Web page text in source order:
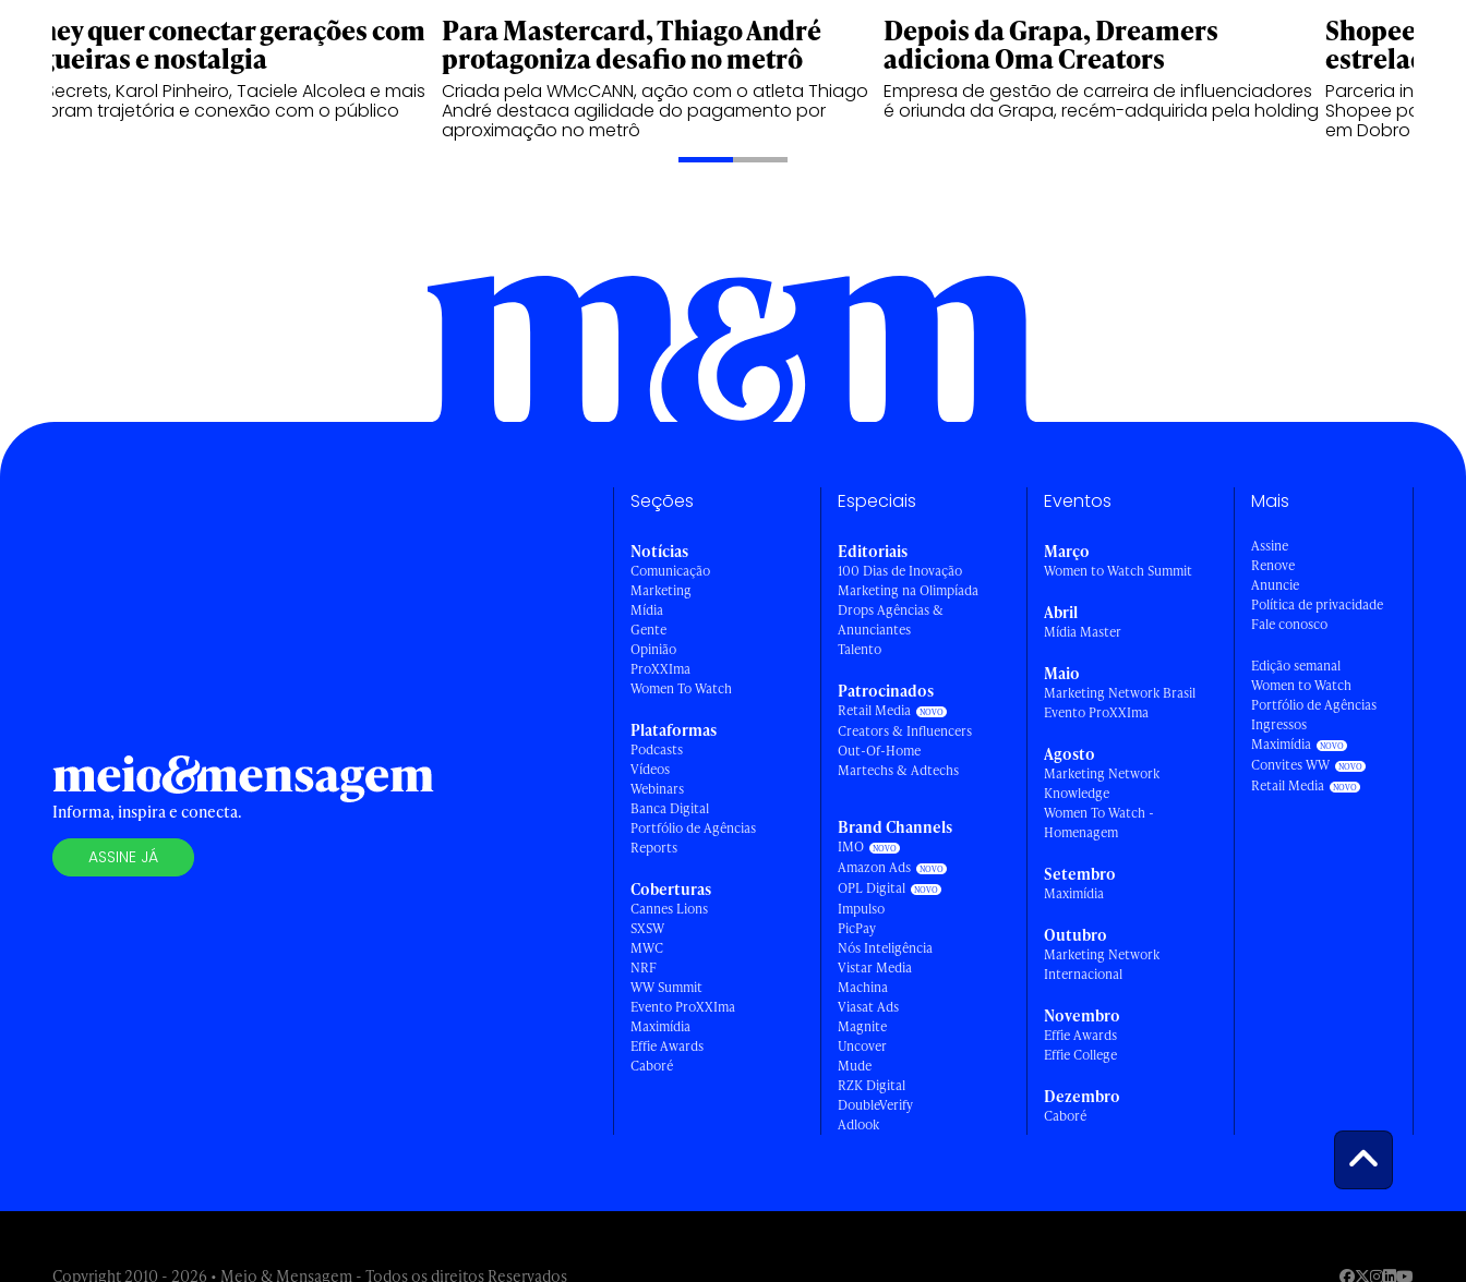
Disney quer conectar gerações com
blogueiras e nostalgia
Niina Secrets, Karol Pinheiro, Taciele Alcolea e mais
relembram trajetória e conexão com o público
Para Mastercard, Thiago André
protagoniza desafio no metrô
Criada pela WMcCANN, ação com o atleta Thiago
André destaca agilidade do pagamento por
aproximação no metrô
Depois da Grapa, Dreamers
adiciona Oma Creators
Empresa de gestão de carreira de influenciadores
é oriunda da Grapa, recém-adquirida pela holding
Shopee e
estrelada
Parceria inédita
Shopee para
em Dobro no BK
Informa, inspira e conecta.
ASSINE JÁ
Seções
Notícias
Comunicação
Marketing
Mídia
Gente
Opinião
ProXXIma
Women To Watch
Plataformas
Podcasts
Vídeos
Webinars
Banca Digital
Portfólio de Agências
Reports
Coberturas
Cannes Lions
SXSW
MWC
NRF
WW Summit
Evento ProXXIma
Maximídia
Effie Awards
Caboré
Especiais
Editoriais
100 Dias de Inovação
Marketing na Olimpíada
Drops Agências &
Anunciantes
Talento
Patrocinados
Retail Media
Creators & Influencers
Out-Of-Home
Martechs & Adtechs
Brand Channels
IMO
Amazon Ads
OPL Digital
Impulso
PicPay
Nós Inteligência
Vistar Media
Machina
Viasat Ads
Magnite
Uncover
Mude
RZK Digital
DoubleVerify
Adlook
Eventos
Março
Women to Watch Summit
Abril
Mídia Master
Maio
Marketing Network Brasil
Evento ProXXIma
Agosto
Marketing Network
Knowledge
Women To Watch -
Homenagem
Setembro
Maximídia
Outubro
Marketing Network
Internacional
Novembro
Effie Awards
Effie College
Dezembro
Caboré
Mais
Assine
Renove
Anuncie
Política de privacidade
Fale conosco
Edição semanal
Women to Watch
Portfólio de Agências
Ingressos
Maximídia
Convites WW
Retail Media
Copyright 2010 - 2026 • Meio & Mensagem - Todos os direitos Reservados